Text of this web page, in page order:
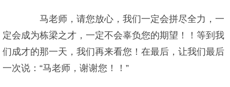
马老师，请您放心，我们一定会拼尽全力，一
定会成为栋梁之才，一定不会辜负您的期望！！等到我
们成才的那一天，我们再来看您！在最后，让我们最后
一次说：“马老师，谢谢您！！”